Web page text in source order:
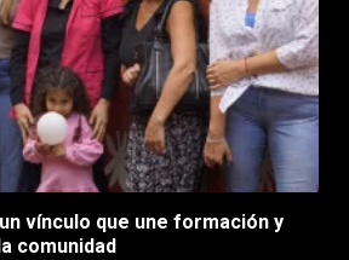
un vínculo que une formación y
comunidad